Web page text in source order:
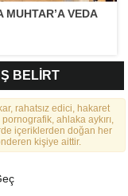
MUHTAR’A VEDA
BELİRT
rahatsız edici, hakaret
ahlaka aykırı,
içeriklerden doğan her
kişiye aittir.